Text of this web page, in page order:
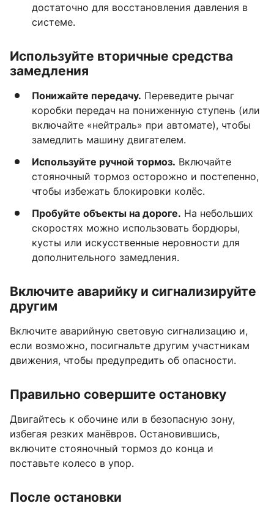
достаточно для восстановления давления в
системе.
Используйте вторичные средства
замедления
Понижайте передачу. Переведите рычаг
коробки передач на пониженную ступень (или
включайте «нейтраль» при автомате), чтобы
замедлить машину двигателем.
Используйте ручной тормоз. Включайте
стояночный тормоз осторожно и постепенно,
чтобы избежать блокировки колёс.
Пробуйте объекты на дороге. На небольших
скоростях можно использовать бордюры,
кусты или искусственные неровности для
дополнительного замедления.
Включите аварийку и сигнализируйте
другим
Включите аварийную световую сигнализацию и,
если возможно, посигнальте другим участникам
движения, чтобы предупредить об опасности.
Правильно совершите остановку
Двигайтесь к обочине или в безопасную зону,
избегая резких манёвров. Остановившись,
включите стояночный тормоз до конца и
поставьте колесо в упор.
После остановки